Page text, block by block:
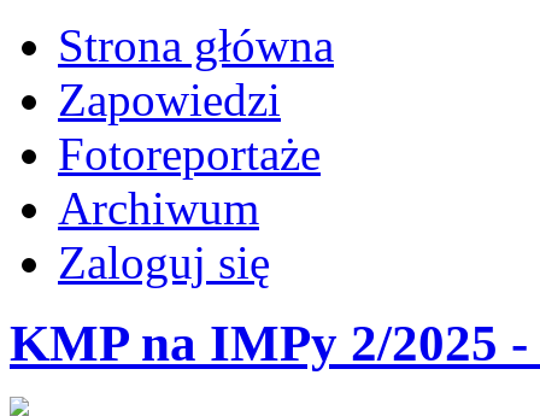
Strona główna
Zapowiedzi
Fotoreportaże
Archiwum
Zaloguj się
KMP na IMPy 2/2025